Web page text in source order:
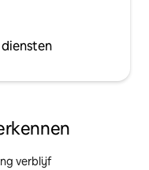
verblijf